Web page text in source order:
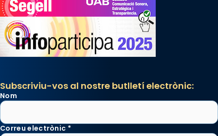
Subscriviu-vos al nostre butlletí electrònic:
Nom
Correu electrònic *